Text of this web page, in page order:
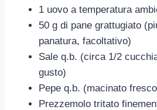
1 uovo a temperatura
50 g di pane grattugiato
panatura, facoltativo)
Sale q.b. (circa 1/2
gusto)
Pepe q.b. (macinato
Prezzemolo tritato